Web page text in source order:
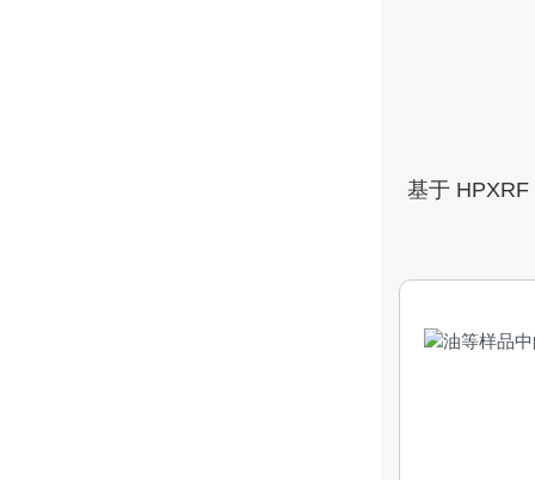
基于